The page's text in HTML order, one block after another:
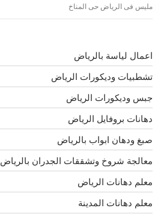
مليس فى الرياض حى المناخ
اعمال لياسة بالرياض
تشطبيات وديكورات الرياض
جبس وديكورات الرياض
دهانات بروفايل الرياض
صبغ ودهان ابواب بالرياض
معالجة شروخ وتشققات الجدران بالرياض
معلم دهانات الرياض
معلم دهانات المدينة